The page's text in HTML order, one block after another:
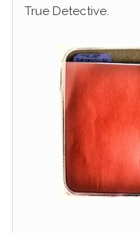
True Detective.